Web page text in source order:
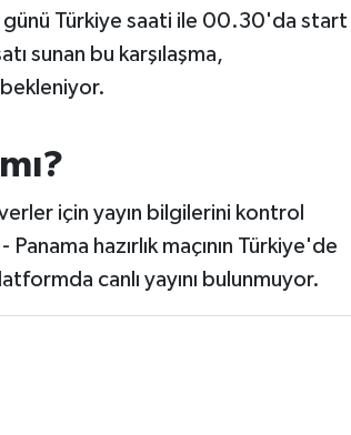
günü Türkiye saati ile 00.30'da start
sunan bu karşılaşma,
için yayın bilgilerini kontrol
hazırlık maçının Türkiye'de
canlı yayını bulunmuyor.